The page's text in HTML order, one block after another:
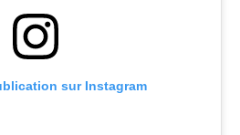
sur Instagram